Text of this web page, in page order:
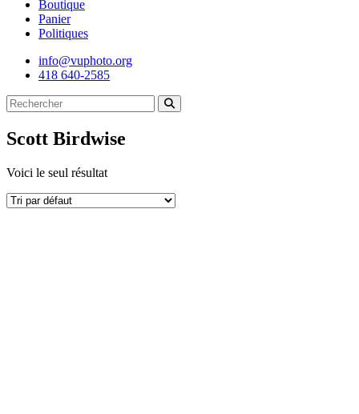
Boutique
Panier
Politiques
info@vuphoto.org
418 640-2585
Scott Birdwise
Voici le seul résultat